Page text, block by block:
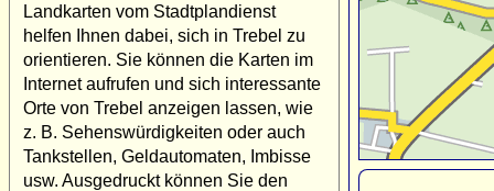
Landkarten vom Stadtplandienst
helfen Ihnen dabei, sich in Trebel zu
orientieren. Sie können die Karten im
Internet aufrufen und sich interessante
Orte von Trebel anzeigen lassen, wie
z. B. Sehenswürdigkeiten oder auch
Tankstellen, Geldautomaten, Imbisse
usw. Ausgedruckt können Sie den